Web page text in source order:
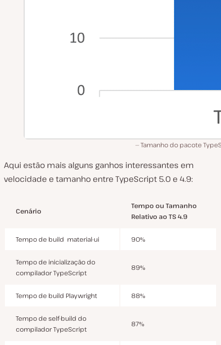
Tamanho do pacote
Aqui estão mais alguns ganhos interessantes em
velocidade e tamanho entre TypeScript 5.0 e 4.9:
Cenário
Tempo ou Tamanho
Relativo ao TS 4.9
Tempo de build material-ui 90%
Tempo de inicialização do
compilador TypeScript
89%
Tempo de build Playwright 88%
Tempo de self-build do
compilador TypeScript
87%